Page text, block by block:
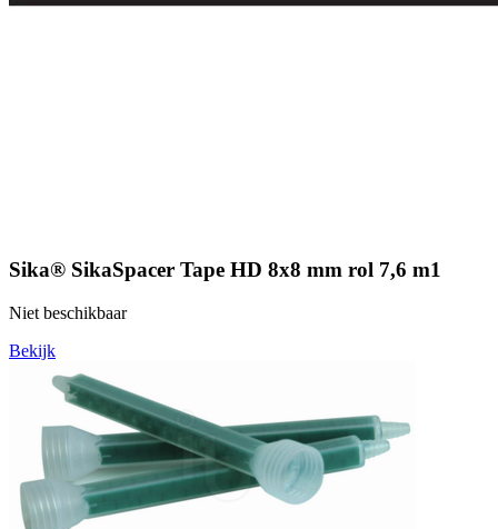
Sika® SikaSpacer Tape HD 8x8 mm rol 7,6 m1
Niet beschikbaar
Bekijk